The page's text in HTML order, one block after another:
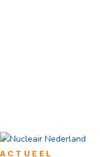
ACTUEEL